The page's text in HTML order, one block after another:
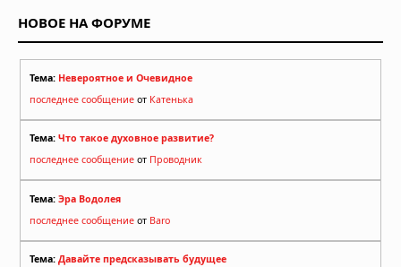
представлений
02.08.2026 в 09:00
НОВОЕ НА ФОРУМЕ
Тема: Невероятное и Очевидное
последнее сообщение от Катенька
Тема: Что такое духовное развитие?
последнее сообщение от Проводник
Тема: Эра Водолея
последнее сообщение от Baro
Тема: Давайте предсказывать будущее